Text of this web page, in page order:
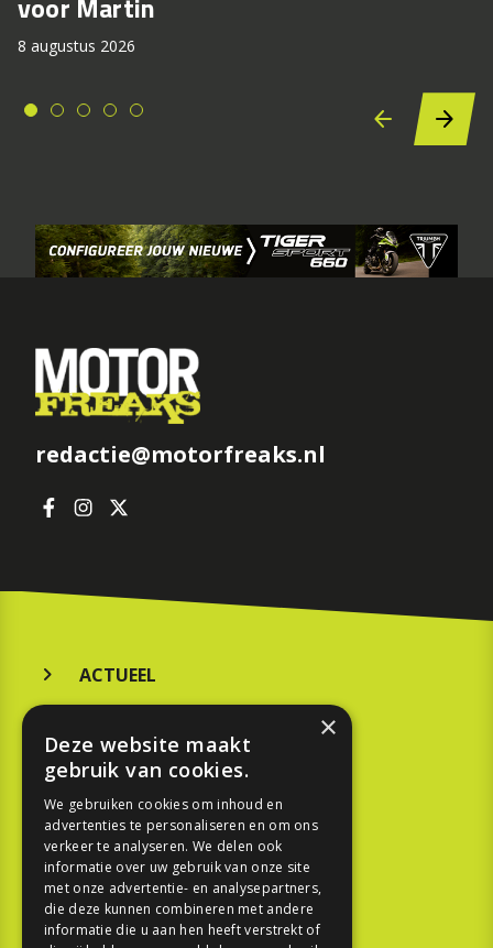
voor Martin
8 augustus 2026
redactie@motorfreaks.nl
ACTUEEL
KOOPGIDS
TESTEN
SPORT
REPORTAGE
×
Deze website maakt
gebruik van cookies.
We gebruiken cookies om inhoud en
advertenties te personaliseren en om ons
verkeer te analyseren. We delen ook
informatie over uw gebruik van onze site
met onze advertentie- en analysepartners,
die deze kunnen combineren met andere
informatie die u aan hen heeft verstrekt of